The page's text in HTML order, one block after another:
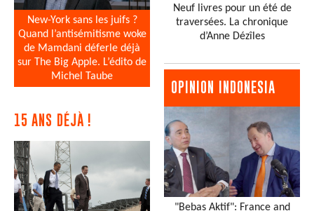
New-York sans les juifs ?
Quand l’antisémitisme woke
de Mamdani déferle déjà
sur The Big Apple. L’édito de
Michel Taube
15 ANS DÉJÀ !
Neuf livres pour un été de
traversées. La chronique
d’Anne Dézîles
OPINION INDONESIA
"Bebas Aktif": France and